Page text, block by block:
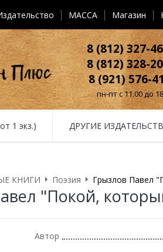
MACCA Магазин
8 (812) 327-
8 (812) 328-
8 (921) 576-
пн-пт с 11.00 до
1 экз.) ДРУГИЕ
КНИГИ Поэзия Грызлов Павел
"Покой,
Автор